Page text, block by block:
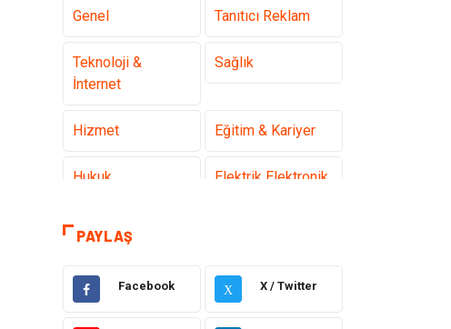
Genel Tanıtıcı Reklam
Teknoloji &
İnternet
Sağlık
Hizmet Eğitim & Kariyer
Hukuk Elektrik Elektronik
Güzellik & Bakım
PAYLAŞ
Facebook X X / Twitter